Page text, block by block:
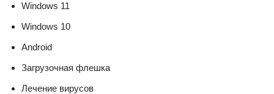
Windows 11
Windows 10
Android
Загрузочная флешка
Лечение вирусов